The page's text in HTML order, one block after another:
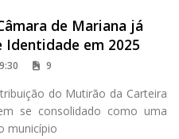
de Mariana já
Identidade em 2025
9
do Mutirão da Carteira
se consolidado como uma
município